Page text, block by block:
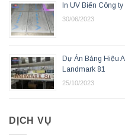
In UV Biển Công
30/06/2023
Dự Án Bảng Hiệu
Landmark 81
25/10/2023
DỊCH VỤ